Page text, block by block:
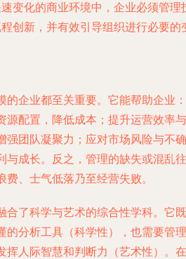
速变化的商业环境中，企业必须管理
创新，并有效引导组织进行必要的
的企业都至关重要。它能帮助企业：
源配置，降低成本；提升运营效率与
强团队凝聚力；应对市场风险与不确
与成长。反之，管理的缺失或混乱往
、士气低落乃至经营失败。
合了科学与艺术的综合性学科。它既
的分析工具（科学性），也需要管理
挥人际智慧和判断力（艺术性）。在